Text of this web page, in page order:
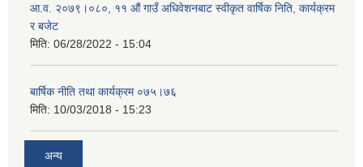
आ.व. २०७९।०८०, ११ औं गाउँ अधिवेशनबाट स्वीकृत वार्षिक निति, कार्यक्रम
र बजेट
मिति: 06/28/2022 - 15:04
बार्षिक नीति तथा कार्यक्रम ०७५।७६
मिति: 10/03/2018 - 15:23
अन्य